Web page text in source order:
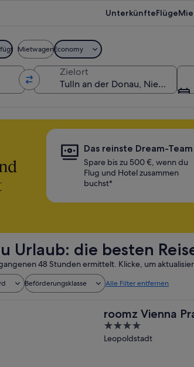
Mietwagen, um bei deinem
UnterkünfteFlüge
MietwagenEconomy
Zielort
Das reinste Dream-Team
Spare bis zu 500 €, wenn du
Flug und Hotel zusammen
buchst*
Urlaub: die besten
48 Stunden ermittelt. Klicke, um
Beförderungsklasse Alle Filter entfernen
roomz Vienna
4
out
Leopoldstadt